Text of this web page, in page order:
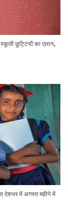
छुट्टियों का एलान,
में अगस्त महीने में